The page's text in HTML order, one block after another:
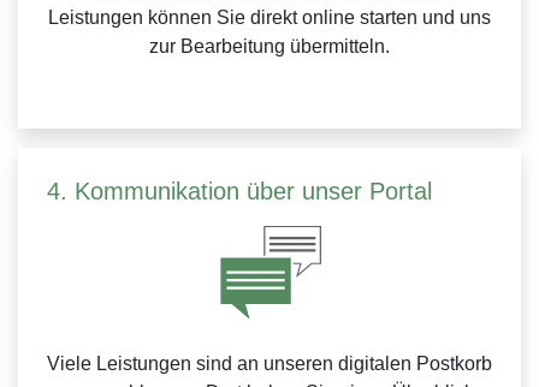
Leistungen können Sie direkt online starten und uns
zur Bearbeitung übermitteln.
4. Kommunikation über unser Portal
Viele Leistungen sind an unseren digitalen Postkorb